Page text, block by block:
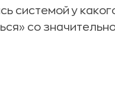
системой у
со